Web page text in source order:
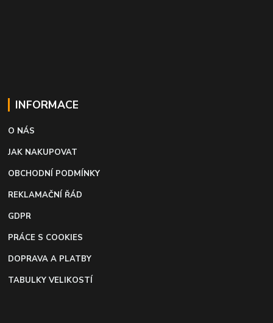
INFORMACE
O NÁS
JAK NAKUPOVAT
OBCHODNÍ PODMÍNKY
REKLAMAČNÍ ŘÁD
GDPR
PRÁCE S COOKIES
DOPRAVA A PLATBY
TABULKY VELIKOSTÍ